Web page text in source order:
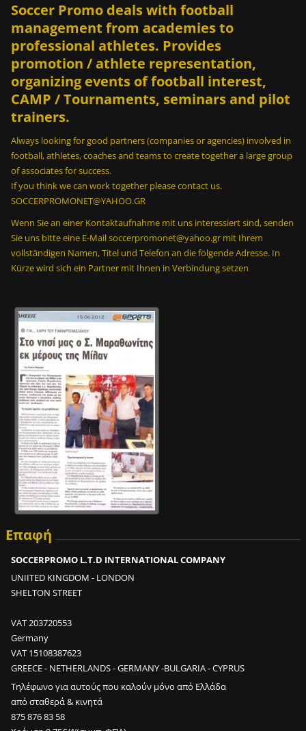
Soccer Promo deals with football
management from academies to
professional athletes. Provides
promotion / athlete representation,
organizing events of football interest,
CAMP / Tournaments, seminars and pilot
trainers.
Always looking for good partners (companies or agencies) involved in
football, athletes, coaches and teams to create together a large group
of associates for success.
If you think we can work together please contact us.
SOCCERPROMONET@YAHOO.GR
Wenn Sie an einer Kontaktaufnahme mit uns interessiert sind, senden
Sie uns bitte eine E-Mail soccerpromonet@yahoo.gr mit Ihrem
vollständigen Namen, Titel und Telefon an die folgende Adresse. In
Kürze wird sich ein Partner mit Ihnen in Verbindung setzen
Επαφή
SOCCERPROMO L.T.D INTERNATIONAL COMPANY
UNIITED KINGDOM - LONDON
SHELTON STREET
VAT 203720553
Germany
VAT 15108387623
GREECE - NETHERLANDS - GERMANY -BULGARIA - CYPRUS
Τηλέφωνο για αυτούς που καλούν μόνο από Ελλάδα
από σταθερά & κινητά
875 876 83 58